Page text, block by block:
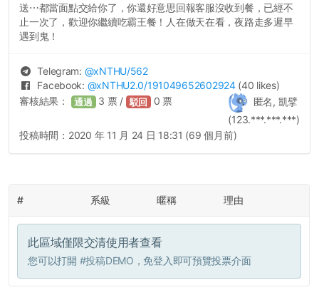
送⋯都當面點交給你了，你還好意思回報客服沒收到餐，已經不
止一次了，歡迎你繼續吃霸王餐！人在做天在看，夜路走多遲早
遇到鬼！
Telegram: @xNTHU/562
Facebook: @xNTHU2.0/191049652602924 (40 likes)
匿名, 凱擘
(123.***.***.***)
審核結果： 通過 3 票 / 駁回 0 票
投稿時間： 2020 年 11 月 24 日 18:31 (69 個月前)
# 系級 暱稱 理由
此區域僅限交清使用者查看
您可以打開 #投稿DEMO ，免登入即可預覽投票介面